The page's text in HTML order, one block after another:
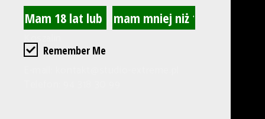
Adres:
Nowowiejskiego 3/3
Koszalin
Remember Me